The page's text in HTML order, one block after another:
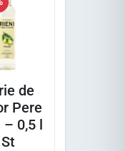
de
Pere
– 0,5 l
St